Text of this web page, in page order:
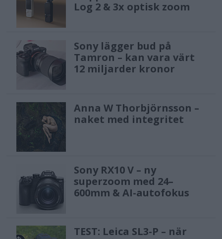
Log 2 & 3x optisk zoom
Sony lägger bud på
Tamron – kan vara värt
12 miljarder kronor
Anna W Thorbjörnsson –
naket med integritet
Sony RX10 V – ny
superzoom med 24–
600mm & AI-autofokus
TEST: Leica SL3-P – när